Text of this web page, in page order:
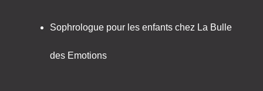
Sophrologue pour les enfants chez La Bulle
des Emotions